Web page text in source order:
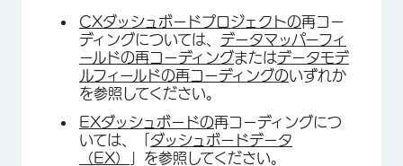
CXダッシュボードプロジェクトの再コー
ディングについては、 データマッパーフィ
ールドの再コーディングまたはデータモデ
ルフィールドの再コーディングのいずれか
を参照してください。
EXダッシュボードの再コーディングにつ
いては、「 ダッシュボードデータ
（EX）
」を参照してください。